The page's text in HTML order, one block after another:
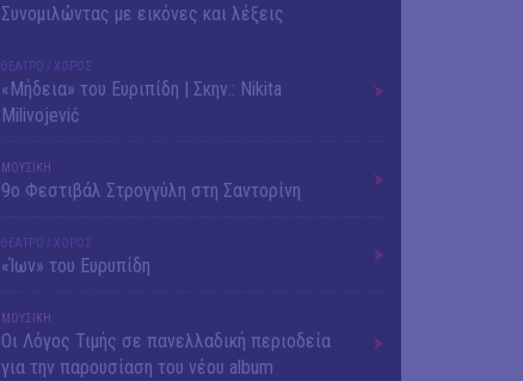
Συνομιλώντας με εικόνες και λέξεις
ΘΕΑΤΡΟ / ΧΟΡΟΣ
«Μήδεια» του Ευριπίδη | Σκην.: Nikita
Milivojević
ΜΟΥΣΙΚΗ
9o Φεστιβάλ Στρογγύλη στη Σαντορίνη
ΘΕΑΤΡΟ / ΧΟΡΟΣ
«Ίων» του Ευρυπίδη
ΜΟΥΣΙΚΗ
Οι Λόγος Τιμής σε πανελλαδική περιοδεία
για την παρουσίαση του νέου album